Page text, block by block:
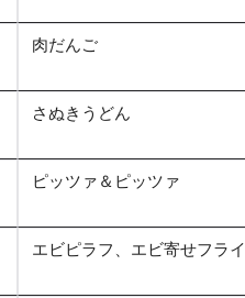
肉だんご
さぬきうどん
ピッツァ＆ピッツァ
エビピラフ、エビ寄せフライ